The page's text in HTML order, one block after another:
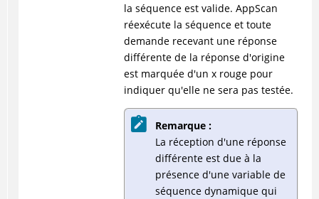
la séquence est valide. AppScan
réexécute la séquence et toute
demande recevant une réponse
différente de la réponse d'origine
est marquée d'un x rouge pour
indiquer qu'elle ne sera pas testée.
Remarque :
La réception d'une réponse
différente est due à la
présence d'une variable de
séquence dynamique qui